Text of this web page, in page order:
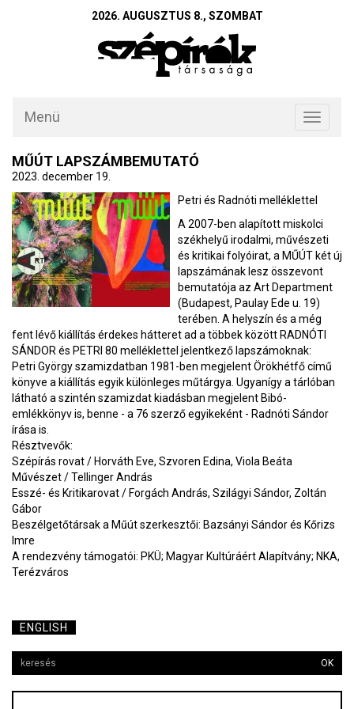
2026. AUGUSZTUS 8., SZOMBAT
Toggle
Menü
MŰÚT LAPSZÁMBEMUTATÓ
2023. december 19.
Petri és Radnóti melléklettel
A 2007-ben alapított miskolci
székhelyű irodalmi, művészeti
és kritikai folyóirat, a MŰÚT két új
lapszámának lesz összevont
bemutatója az Art Department
(Budapest, Paulay Ede u. 19)
terében. A helyszín és a még
fent lévő kiállítás érdekes hátteret ad a többek között RADNÓTI
SÁNDOR és PETRI 80 melléklettel jelentkező lapszámoknak:
Petri György szamizdatban 1981-ben megjelent Örökhétfő című
könyve a kiállítás egyik különleges műtárgya. Ugyanígy a tárlóban
látható a szintén szamizdat kiadásban megjelent Bibó-
emlékkönyv is, benne - a 76 szerző egyikeként - Radnóti Sándor
írása is.
Résztvevők:
Szépírás rovat / Horváth Eve, Szvoren Edina, Viola Beáta
Művészet / Tellinger András
Esszé- és Kritikarovat / Forgách András, Szilágyi Sándor, Zoltán
Gábor
Beszélgetőtársak a Műút szerkesztői: Bazsányi Sándor és Kőrizs
Imre
A rendezvény támogatói: PKÜ; Magyar Kultúráért Alapítvány; NKA,
Terézváros
ENGLISH
OK